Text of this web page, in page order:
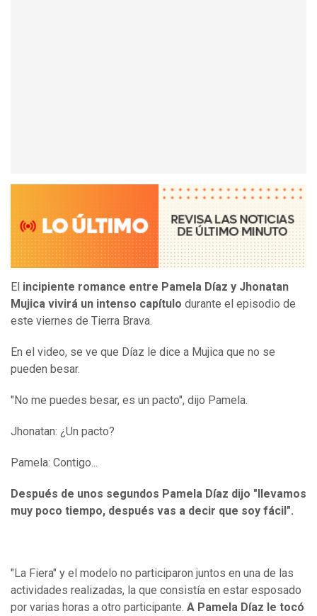
El incipiente romance entre Pamela Díaz y Jhonatan
Mujica vivirá un intenso capítulo durante el episodio de
este viernes de Tierra Brava.
En el video, se ve que Díaz le dice a Mujica que no se
pueden besar.
"No me puedes besar, es un pacto", dijo Pamela.
Jhonatan: ¿Un pacto?
Pamela: Contigo...
Después de unos segundos Pamela Díaz dijo "llevamos
muy poco tiempo, después vas a decir que soy fácil".
"La Fiera" y el modelo no participaron juntos en una de las
actividades realizadas, la que consistía en estar esposado
por varias horas a otro participante. A Pamela Díaz le tocó